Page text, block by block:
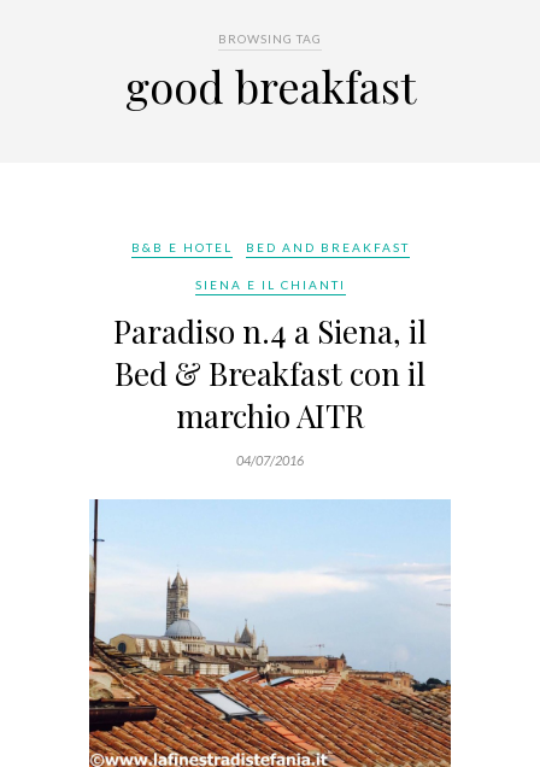
BROWSING TAG
good breakfast
B&B E HOTEL BED AND BREAKFAST
SIENA E IL CHIANTI
Paradiso n.4 a Siena, il
Bed & Breakfast con il
marchio AITR
04/07/2016